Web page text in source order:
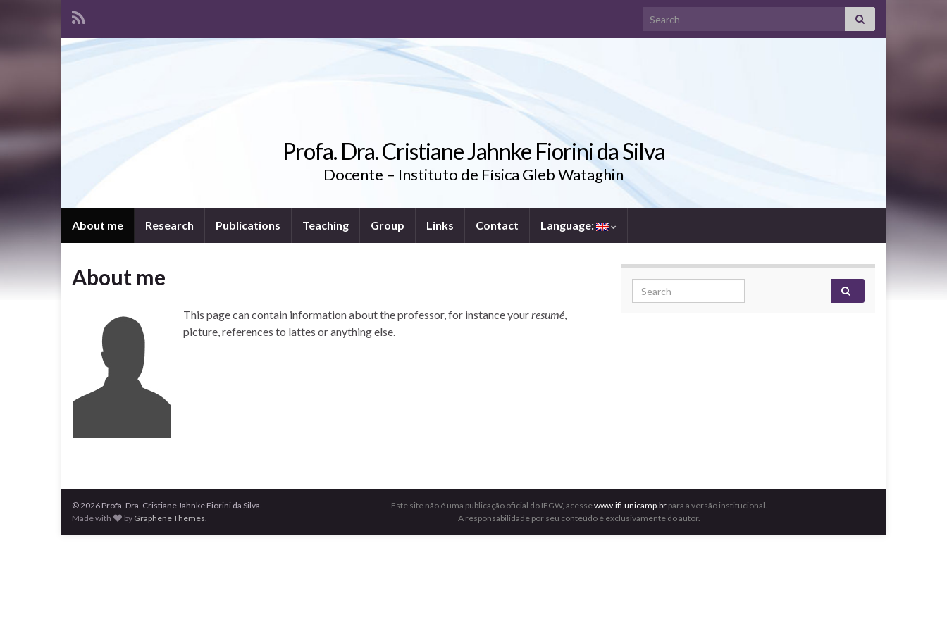
Search for:
Profa. Dra. Cristiane Jahnke Fiorini da Silva
Docente – Instituto de Física Gleb Wataghin
About me Research Publications Teaching Group Links Contact Language:
About me
This page can contain information about the professor, for instance yourresumé,
picture, references to lattes or anything else.
Search for:
© 2026 Profa. Dra. Cristiane Jahnke Fiorini da Silva.
Made with
by Graphene Themes.
Este site não é uma publicação oficial do IFGW, acessewww.ifi.unicamp.br para a versão institucional.
A responsabilidade por seu conteúdo é exclusivamente do autor.